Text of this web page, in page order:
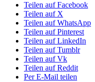
Teilen auf Facebook
Teilen auf X
Teilen auf WhatsApp
Teilen auf Pinterest
Teilen auf LinkedIn
Teilen auf Tumblr
Teilen auf Vk
Teilen auf Reddit
Per E-Mail teilen